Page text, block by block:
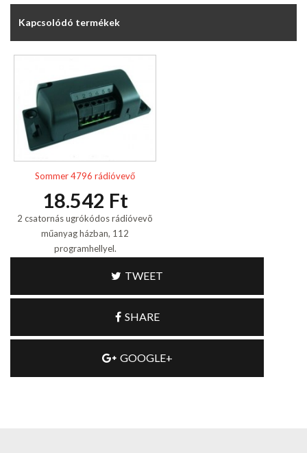
Kapcsolódó termékek
Sommer 4796 rádióvevő
18.542 Ft
2 csatornás ugrókódos rádióvevõ
műanyag házban, 112
programhellyel.
TWEET
SHARE
GOOGLE+